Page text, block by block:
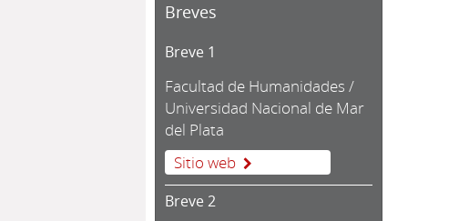
Breves
Breve 1
Facultad de Humanidades /
Universidad Nacional de Mar
del Plata
Sitio web
Breve 2